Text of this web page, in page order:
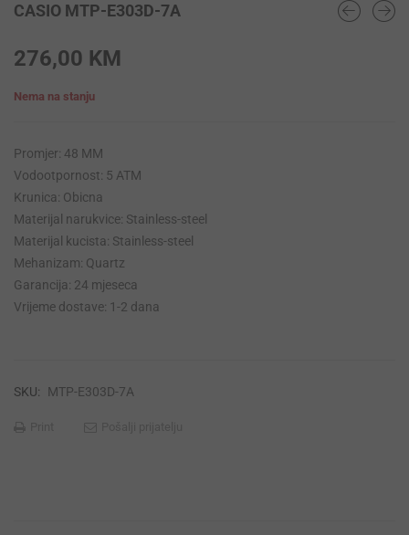
CASIO MTP-E303D-7A
276,00 KM
Nema na stanju
Promjer: 48 MM
Vodootpornost: 5 ATM
Krunica: Obicna
Materijal narukvice: Stainless-steel
Materijal kucista: Stainless-steel
Mehanizam: Quartz
Garancija: 24 mjeseca
Vrijeme dostave: 1-2 dana
SKU: MTP-E303D-7A